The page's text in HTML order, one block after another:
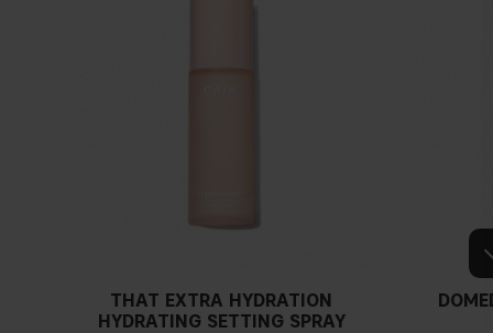
THAT EXTRA HYDRATION
HYDRATING SETTING SPRAY